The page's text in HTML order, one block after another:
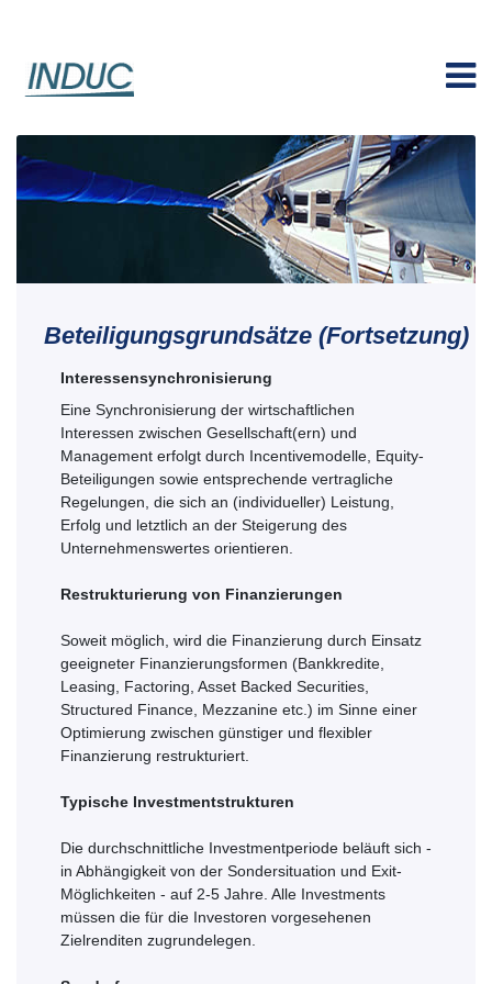
Beteiligungsgrundsätze (Fortsetzung)
Interessensynchronisierung
Eine Synchronisierung der wirtschaftlichen
Interessen zwischen Gesellschaft(ern) und
Management erfolgt durch Incentivemodelle, Equity-
Beteiligungen sowie entsprechende vertragliche
Regelungen, die sich an (individueller) Leistung,
Erfolg und letztlich an der Steigerung des
Unternehmenswertes orientieren.
Restrukturierung von Finanzierungen
Soweit möglich, wird die Finanzierung durch Einsatz
geeigneter Finanzierungsformen (Bankkredite,
Leasing, Factoring, Asset Backed Securities,
Structured Finance, Mezzanine etc.) im Sinne einer
Optimierung zwischen günstiger und flexibler
Finanzierung restrukturiert.
Typische Investmentstrukturen
Die durchschnittliche Investmentperiode beläuft sich -
in Abhängigkeit von der Sondersituation und Exit-
Möglichkeiten - auf 2-5 Jahre. Alle Investments
müssen die für die Investoren vorgesehenen
Zielrenditen zugrundelegen.